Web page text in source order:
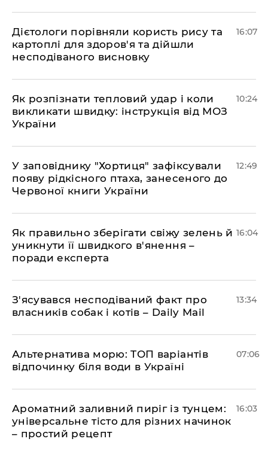
Дієтологи порівняли користь рису та
картоплі для здоров'я та дійшли
несподіваного висновку
16:07
Як розпізнати тепловий удар і коли
викликати швидку: інструкція від МОЗ
України
10:24
У заповіднику "Хортиця" зафіксували
появу рідкісного птаха, занесеного до
Червоної книги України
12:49
Як правильно зберігати свіжу зелень й
уникнути її швидкого в'янення –
поради експерта
16:04
З'ясувався несподіваний факт про
власників собак і котів – Daily Mail
13:34
Альтернатива морю: ТОП варіантів
відпочинку біля води в Україні
07:06
Ароматний заливний пиріг із тунцем:
універсальне тісто для різних начинок
– простий рецепт
16:03